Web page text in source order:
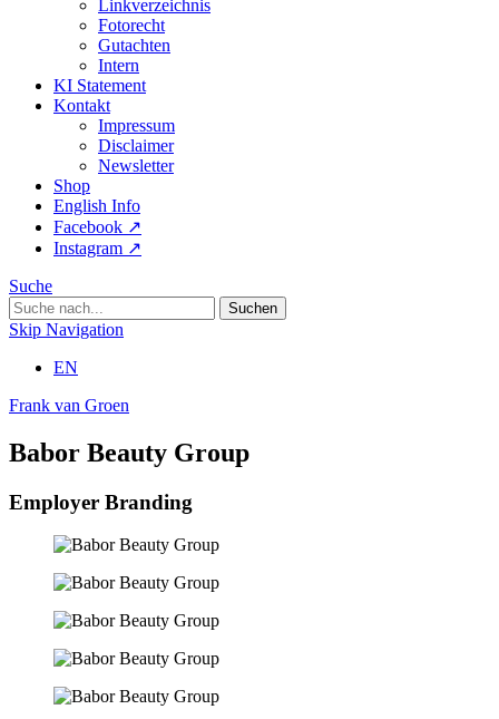
Linkverzeichnis
Fotorecht
Gutachten
Intern
KI Statement
Kontakt
Impressum
Disclaimer
Newsletter
Shop
English Info
Facebook ↗︎
Instagram ↗︎
Suche
Skip Navigation
EN
Frank van Groen
Babor Beauty Group
Employer Branding